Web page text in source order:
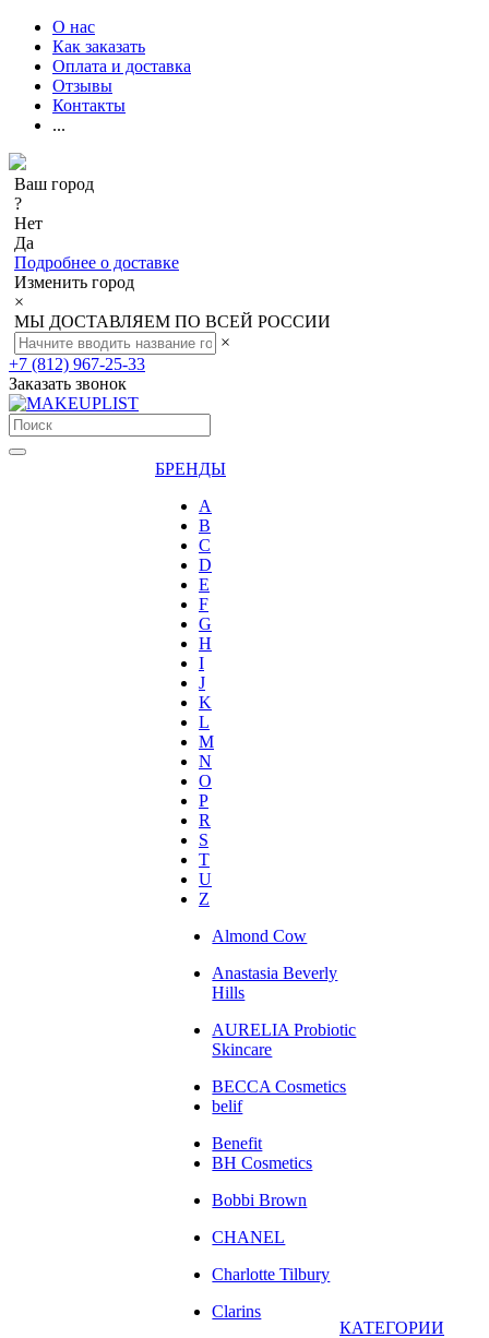
О нас
Как заказать
Оплата и доставка
Отзывы
Контакты
...
Ваш город
?
Нет
Да
Подробнее о доставке
Изменить город
×
МЫ ДОСТАВЛЯЕМ ПО ВСЕЙ РОССИИ
×
+7 (812) 967-25-33
Заказать звонок
БРЕНДЫ
A
B
C
D
E
F
G
H
I
J
K
L
M
N
O
P
R
S
T
U
Z
Almond Cow
Anastasia Beverly
Hills
AURELIA Probiotic
Skincare
BECCA Cosmetics
belif
Benefit
BH Cosmetics
Bobbi Brown
CHANEL
Charlotte Tilbury
Clarins
КАТЕГОРИИ